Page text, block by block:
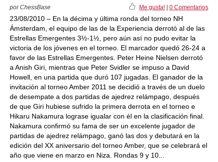
por ChessBase Me gusta! 0 Comentarios
23/08/2010 – En la décima y última ronda del torneo NH
Ámsterdam, el equipo de las de la Experiencia derrotó al de las
Estrellas Emergentes 3½-1½, pero aún así no pudo evitar la
victoria de los jóvenes en el torneo. El marcador quedó 26-24 a
favor de las Estrellas Emergentes. Peter Heine Nielsen derrotó
a Anish Giri, mientras que Peter Svidler se impuso a David
Howell, en una partida que duró 107 jugadas. El ganador de la
invitación al torneo Amber 2011 se decidió a través de un duelo
de desempate a dos partidas de ajedrez relámpago, después
de que Giri hubiese sufrido la primera derrota en el torneo e
Hikaru Nakamura lograse igualar con él en la clasificación final.
Nakamura confirmó su fama de ser un excelente jugador de
partidas de ajedrez relámpago, ganó las dos y debutará en la
edición del XX aniversario del torneo Amber, que se celebrará el
año que viene en marzo en Niza. Rondas 9 y 10...